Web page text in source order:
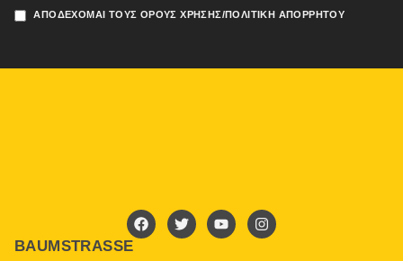
ΑΠΟΔΈΧΟΜΑΙ ΤΟΥΣ ΌΡΟΥΣ ΧΡΉΣΗΣ/ΠΟΛΙΤΙΚΉ ΑΠΟΡΡΉΤΟΥ
BAUMSTRASSE